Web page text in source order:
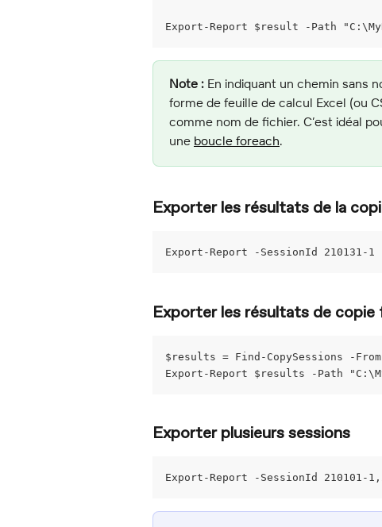
Export-Report $result -Path
Note : En indiquant un chemin sans
forme de feuille de calcul Excel (ou
comme nom de fichier. C’est idéal
une boucle foreach.
Exporter les résultats de la
Export-Report -SessionId 210131-1
Exporter les résultats de copie
$results = Find-CopySessions -
Export-Report $results -Path
Exporter plusieurs sessions
Export-Report -SessionId 210101-